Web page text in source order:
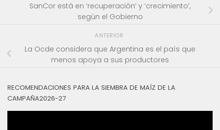
SanCor está en ‘recuperación’ y ‘crecimiento’,
según el Gobierno
ANTERIOR
La Ocde considera que Argentina es el país que
menos apoya a sus productores
RECOMENDACIONES PARA LA SIEMBRA DE MAÍZ DE LA
CAMPAÑA2026-27